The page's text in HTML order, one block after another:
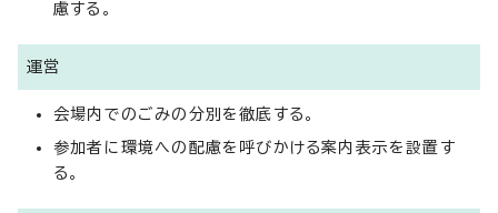
慮する。
運営
会場内でのごみの分別を徹底する。
参加者に環境への配慮を呼びかける案内表示を設置す
る。